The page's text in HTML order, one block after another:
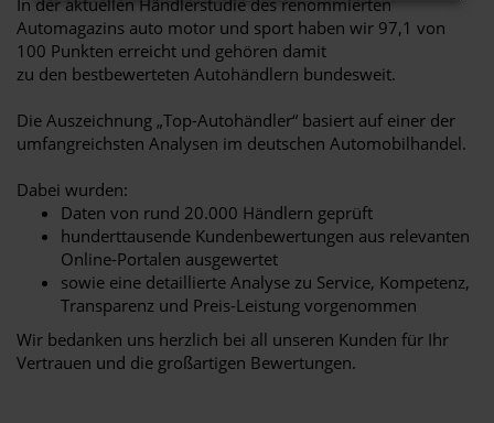
Automagazins auto motor und sport haben wir 97,1 von
100 Punkten erreicht und gehören damit
zu den bestbewerteten Autohändlern bundesweit.
Die Auszeichnung „Top-Autohändler“ basiert auf einer der
umfangreichsten Analysen im deutschen Automobilhandel.
Dabei wurden:
Daten von rund 20.000 Händlern geprüft
hunderttausende Kundenbewertungen aus relevanten
Online-Portalen ausgewertet
sowie eine detaillierte Analyse zu Service, Kompetenz,
Transparenz und Preis-Leistung vorgenommen
Wir bedanken uns herzlich bei all unseren Kunden für Ihr
Vertrauen und die großartigen Bewertungen.